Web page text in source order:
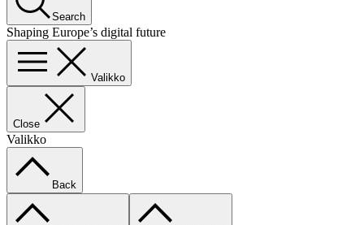
Search
Shaping Europe’s digital future
Valikko
Close
Valikko
Back